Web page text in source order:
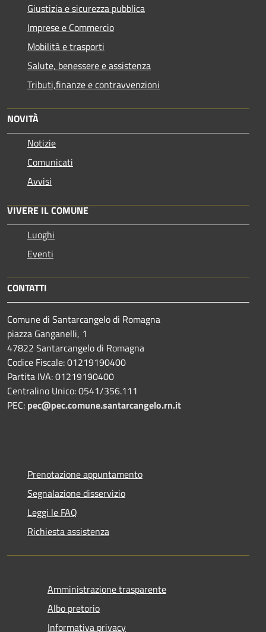
Giustizia e sicurezza pubblica
Imprese e Commercio
Mobilità e trasporti
Salute, benessere e assistenza
Tributi,finanze e contravvenzioni
NOVITÀ
Notizie
Comunicati
Avvisi
VIVERE IL COMUNE
Luoghi
Eventi
CONTATTI
Comune di Santarcangelo di Romagna
piazza Ganganelli, 1
47822 Santarcangelo di Romagna
Codice Fiscale: 01219190400
Partita IVA: 01219190400
Centralino Unico: 0541/356.111
PEC: pec@pec.comune.santarcangelo.rn.it
Prenotazione appuntamento
Segnalazione disservizio
Leggi le FAQ
Richiesta assistenza
Amministrazione trasparente
Albo pretorio
Informativa privacy